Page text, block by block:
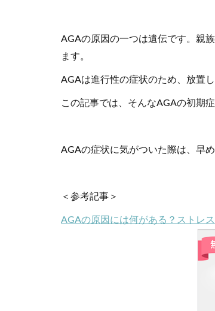
AGAの原因の一つは遺伝です。親
ます。
AGAは進行性の症状のため、放置
この記事では、そんなAGAの初期
AGAの症状に気がついた際は、早
＜参考記事＞
AGAの原因には何がある？ストレ